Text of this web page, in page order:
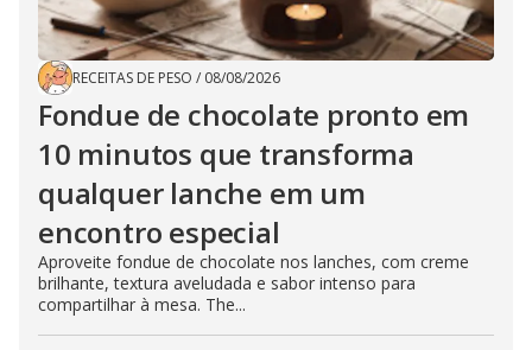
RECEITAS DE PESO / 08/08/2026
Fondue de chocolate pronto em
10 minutos que transforma
qualquer lanche em um
encontro especial
Aproveite fondue de chocolate nos lanches, com creme
brilhante, textura aveludada e sabor intenso para
compartilhar à mesa. The...